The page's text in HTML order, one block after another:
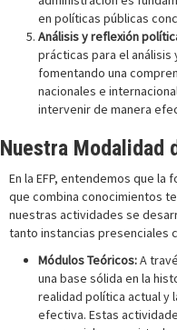
en políticas públicas
Análisis y reflexión
prácticas para el
fomentando una
nacionales e
intervenir de manera
Nuestra Modalidad
En la EFP, entendemos que
que combina conocimientos
nuestras actividades se
tanto instancias presenciales
Módulos Teóricos:A
una base sólida en la
realidad política actual y
efectiva. Estas